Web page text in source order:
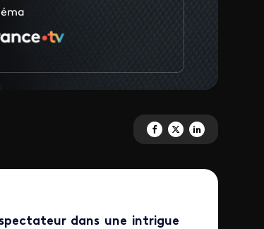
Partagez 'Visions ' sur
Partagez 'Visions ' sur X
Partagez 'Visions '
dans une intrigue